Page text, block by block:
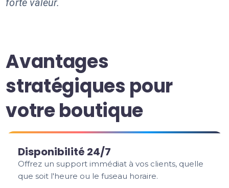
forte valeur.
Avantages
stratégiques pour
votre boutique
Disponibilité 24/7
Offrez un support immédiat à vos clients, quelle
que soit l'heure ou le fuseau horaire.